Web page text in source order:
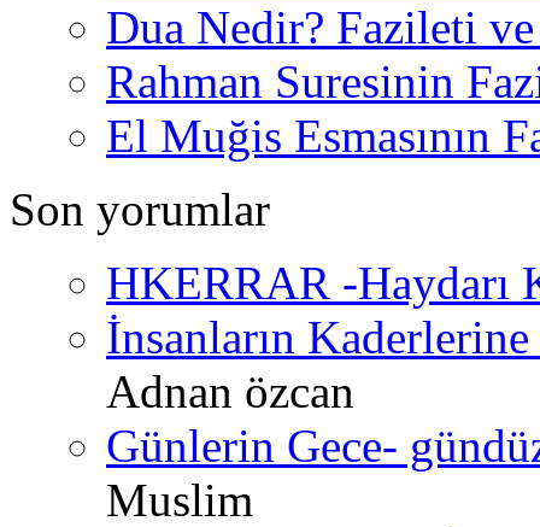
Dua Nedir? Fazileti
Rahman Suresinin
El Muğis Esmasının
Son yorumlar
HKERRAR -Haydarı
İnsanların
Adnan özcan
Günlerin Gece-
Muslim